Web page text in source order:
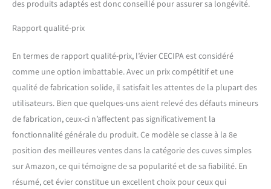
pratique et ordonné. Design
réduire le bruit lors de
l'évacuation de l'eau ou de
la manipulation de la
vaisselle. Le design simple
et aérodynamique du sol en
forme de X accélère le
drainage Réduit
l'accumulation de taches
sur votre évier de cuisine.
En outre, la conception des
tuyaux de drainage peut
des produits adaptés est donc conseillé pour assurer sa longévité.
Rapport qualité-prix
En termes de rapport qualité-prix, l’évier CECIPA est considéré
comme une option imbattable. Avec un prix compétitif et une
qualité de fabrication solide, il satisfait les attentes de la plupart des
utilisateurs. Bien que quelques-uns aient relevé des défauts mineurs
de fabrication, ceux-ci n’affectent pas significativement la
fonctionnalité générale du produit. Ce modèle se classe à la 8e
position des meilleures ventes dans la catégorie des cuves simples
sur Amazon, ce qui témoigne de sa popularité et de sa fiabilité. En
résumé, cet évier constitue un excellent choix pour ceux qui